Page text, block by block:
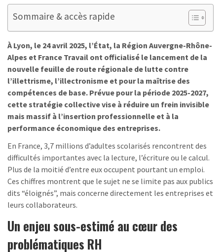
Sommaire & accès rapide
À Lyon, le 24 avril 2025, l’État, la Région Auvergne-Rhône-
Alpes et France Travail ont officialisé le lancement de la
nouvelle feuille de route régionale de lutte contre
l’illettrisme, l’illectronisme et pour la maîtrise des
compétences de base. Prévue pour la période 2025-2027,
cette stratégie collective vise à réduire un frein invisible
mais massif à l’insertion professionnelle et à la
performance économique des entreprises.
En France, 3,7 millions d’adultes scolarisés rencontrent des
difficultés importantes avec la lecture, l’écriture ou le calcul.
Plus de la moitié d’entre eux occupent pourtant un emploi.
Ces chiffres montrent que le sujet ne se limite pas aux publics
dits “éloignés”, mais concerne directement les entreprises et
leurs collaborateurs.
Un enjeu sous-estimé au cœur des
problématiques RH